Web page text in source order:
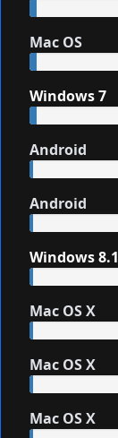
Mac OS
Windows 7
Android
Android
Windows 8.1
Mac OS X
Mac OS X
Mac OS X